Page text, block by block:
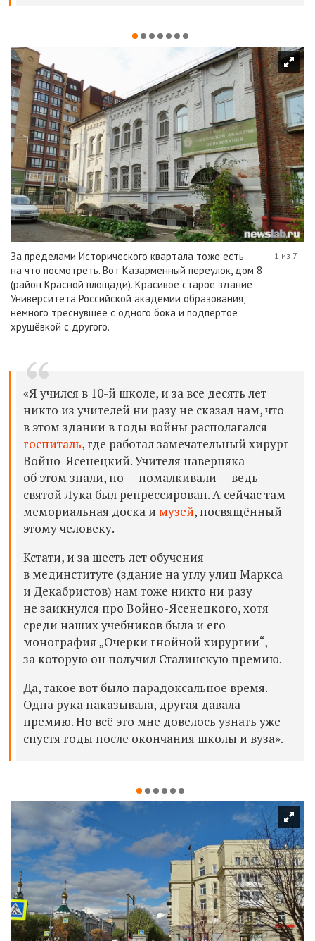
За пределами Исторического квартала тоже есть
на что посмотреть. Вот Казарменный переулок, дом 8
(район Красной площади). Красивое старое здание
Университета Российской академии образования,
немного треснувшее с одного бока и подпёртое
хрущёвкой с другого.
1 из 7
«Я учился в 10-й школе, и за все десять лет
никто из учителей ни разу не сказал нам, что
в этом здании в годы войны располагался
госпиталь, где работал замечательный хирург
Войно-Ясенецкий. Учителя наверняка
об этом знали, но — помалкивали — ведь
святой Лука был репрессирован. А сейчас там
мемориальная доска и музей, посвящённый
этому человеку.
Кстати, и за шесть лет обучения
в мединституте (здание на углу улиц Маркса
и Декабристов) нам тоже никто ни разу
не заикнулся про Войно-Ясенецкого, хотя
среди наших учебников была и его
монография „Очерки гнойной хирургии“,
за которую он получил Сталинскую премию.
Да, такое вот было парадоксальное время.
Одна рука наказывала, другая давала
премию. Но всё это мне довелось узнать уже
спустя годы после окончания школы и вуза».